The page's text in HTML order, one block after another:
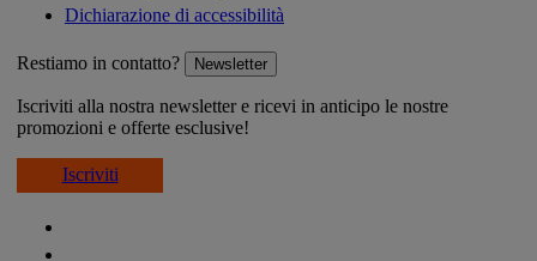
Dichiarazione di accessibilità
Restiamo in contatto? Newsletter
Iscriviti alla nostra newsletter e ricevi in anticipo le nostre
promozioni e offerte esclusive!
Iscriviti